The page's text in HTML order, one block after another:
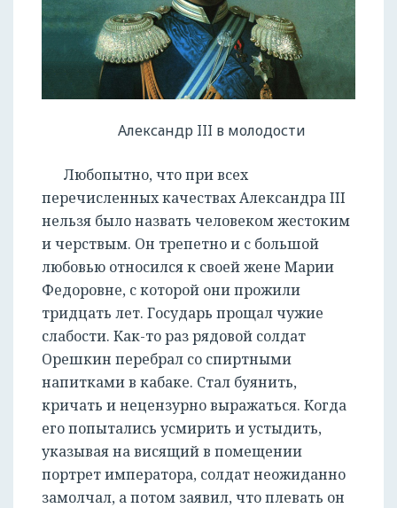
Александр III в молодости
Любопытно, что при всех
перечисленных качествах Александра III
нельзя было назвать человеком жестоким
и черствым. Он трепетно и с большой
любовью относился к своей жене Марии
Федоровне, с которой они прожили
тридцать лет. Государь прощал чужие
слабости. Как-то раз рядовой солдат
Орешкин перебрал со спиртными
напитками в кабаке. Стал буянить,
кричать и нецензурно выражаться. Когда
его попытались усмирить и устыдить,
указывая на висящий в помещении
портрет императора, солдат неожиданно
замолчал, а потом заявил, что плевать он